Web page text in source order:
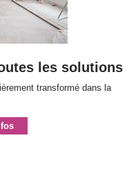
les solutions
transformé dans la